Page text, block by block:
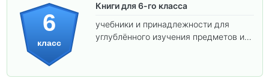
6
класс
Книги для 6-го класса
учебники и принадлежности для
углублённого изучения предметов и